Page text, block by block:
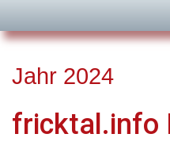
Jahr 2024
fricktal.info